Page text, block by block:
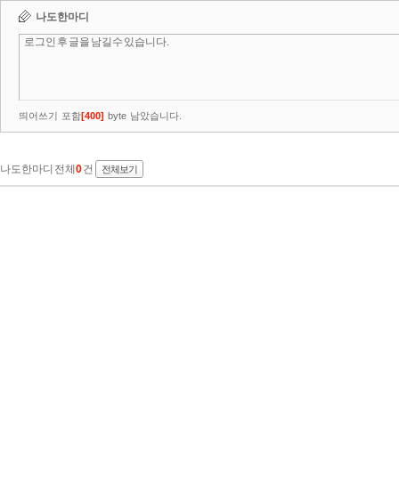
나도한마디
띄어쓰기 포함[400] byte 남았습니다.
나도한마디 전체 0건 전체보기